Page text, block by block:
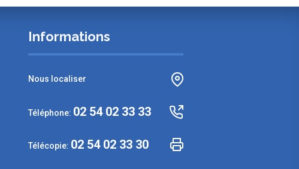
Informations
Nous localiser
Téléphone: 02 54 02 33 33
Télécopie: 02 54 02 33 30